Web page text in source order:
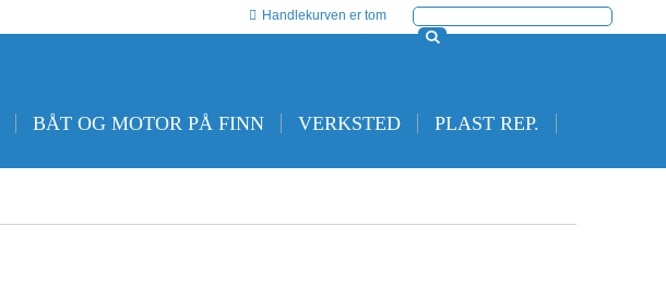
Handlekurven er tom
BÅT OG MOTOR PÅ FINN VERKSTED
PLAST REP.